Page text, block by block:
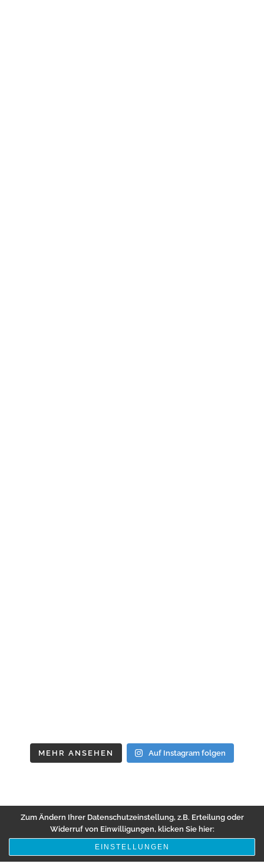
MEHR ANSEHEN Auf Instagram folgen
Zum Ändern Ihrer Datenschutzeinstellung, z.B. Erteilung oder
Widerruf von Einwilligungen, klicken Sie hier:
EINSTELLUNGEN